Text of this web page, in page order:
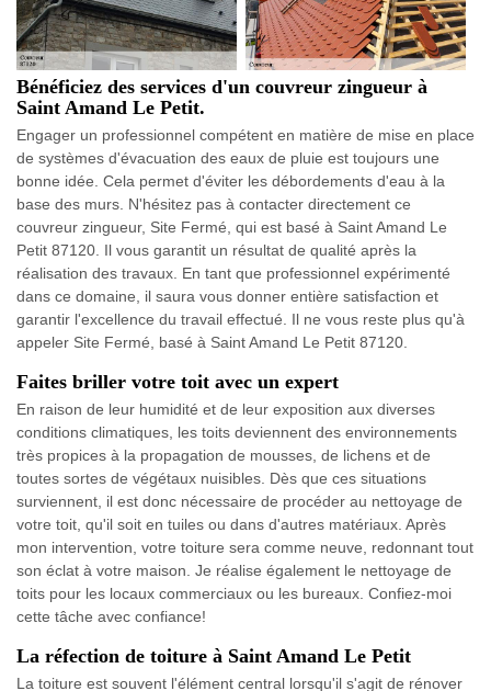
Bénéficiez des services d'un couvreur zingueur à
Saint Amand Le Petit.
Engager un professionnel compétent en matière de mise en place
de systèmes d'évacuation des eaux de pluie est toujours une
bonne idée. Cela permet d'éviter les débordements d'eau à la
base des murs. N'hésitez pas à contacter directement ce
couvreur zingueur, Site Fermé, qui est basé à Saint Amand Le
Petit 87120. Il vous garantit un résultat de qualité après la
réalisation des travaux. En tant que professionnel expérimenté
dans ce domaine, il saura vous donner entière satisfaction et
garantir l'excellence du travail effectué. Il ne vous reste plus qu'à
appeler Site Fermé, basé à Saint Amand Le Petit 87120.
Faites briller votre toit avec un expert
En raison de leur humidité et de leur exposition aux diverses
conditions climatiques, les toits deviennent des environnements
très propices à la propagation de mousses, de lichens et de
toutes sortes de végétaux nuisibles. Dès que ces situations
surviennent, il est donc nécessaire de procéder au nettoyage de
votre toit, qu'il soit en tuiles ou dans d'autres matériaux. Après
mon intervention, votre toiture sera comme neuve, redonnant tout
son éclat à votre maison. Je réalise également le nettoyage de
toits pour les locaux commerciaux ou les bureaux. Confiez-moi
cette tâche avec confiance!
La réfection de toiture à Saint Amand Le Petit
La toiture est souvent l'élément central lorsqu'il s'agit de rénover